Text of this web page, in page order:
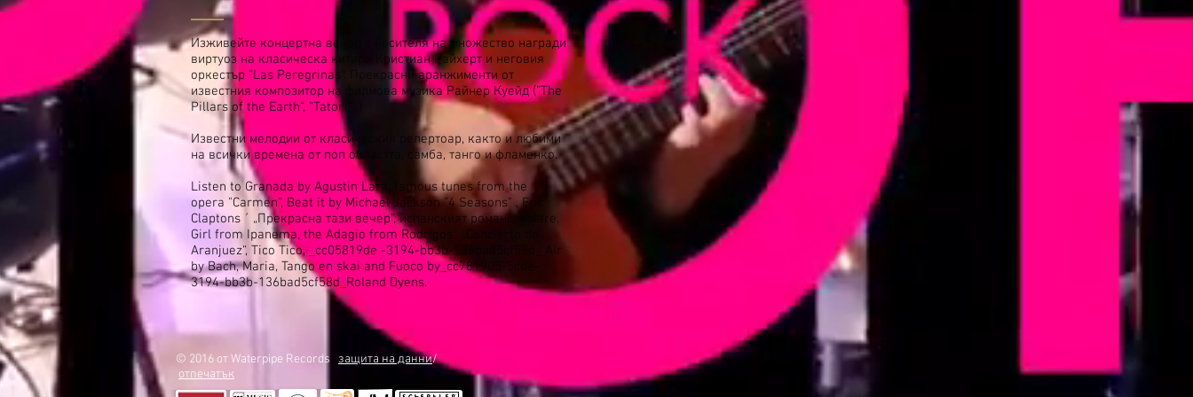
Изживейте концертна вечер с носителя на множество награди
виртуоз на класическа китара Кристиан Райхерт и неговия
оркестър "Las Peregrinas". Прекрасни аранжименти от
известния композитор на филмова музика Райнер Куейд ("The
Pillars of the Earth", "Tatort"...)
Известни мелодии от класическия репертоар, както и любими
на всички времена от поп областта, самба, танго и фламенко.
Listen to Granada by Agustin Lara, famous tunes from the
opera "Carmen", Beat it by Michael Jackson "4 Seasons" , Eric
Claptons ´ „Прекрасна тази вечер“, испанският романс, Volare,
Girl from Ipanema, the Adagio from Rodrigos´ „Concierto de
Aranjuez“, Tico Tico, _cc05819de -3194-bb3b-136bad5cf58d_ Air
by Bach, Maria, Tango en skai and Fuoco by_cc781905-5cde-
3194-bb3b-136bad5cf58d_Roland Dyens.
© 2016 от Waterpipe Records защита на данни/
отпечатък